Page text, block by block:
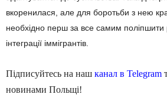
вкоренилася, але для боротьби з нею
необхідно перш за все самим поліпшити
інтеграції іммігрантів.
Підписуйтесь на наш канал в Telegram
новинами Польщі!